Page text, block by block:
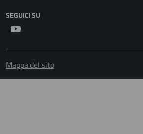
SEGUICI SU
Mappa del sito